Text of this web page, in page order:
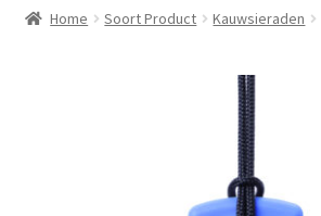
Home Soort Product Kauwsieraden